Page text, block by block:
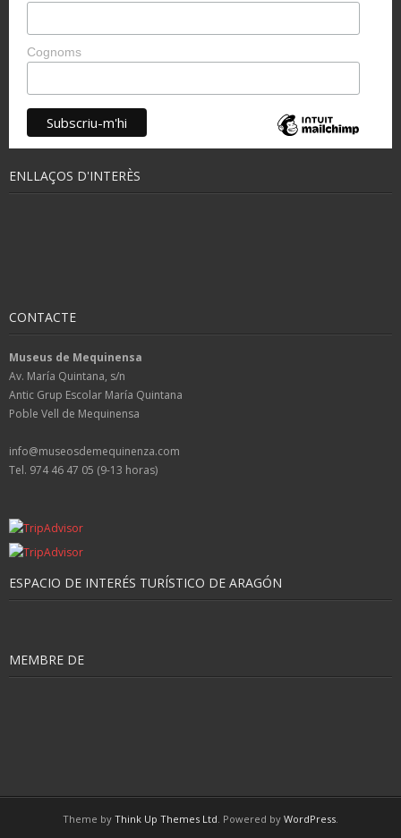
Cognoms
ENLLAÇOS D'INTERÈS
CONTACTE
Museus de Mequinensa
Av. María Quintana, s/n
Antic Grup Escolar María Quintana
Poble Vell de Mequinensa
info@museosdemequinenza.com
Tel. 974 46 47 05 (9-13 horas)
ESPACIO DE INTERÉS TURÍSTICO DE ARAGÓN
MEMBRE DE
Theme by Think Up Themes Ltd . Powered by WordPress